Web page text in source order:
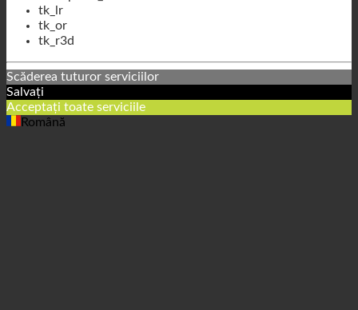
tk_r3d
Scăderea tuturor serviciilor
Salvați
Acceptați toate serviciile
Română